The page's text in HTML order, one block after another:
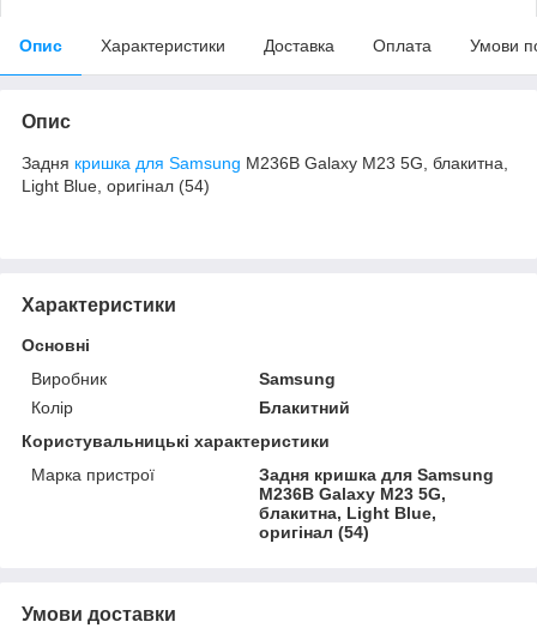
Опис Характеристики Доставка Оплата Умови
Опис
Задня кришка для Samsung M236B Galaxy M23 5G, блакитна,
Light Blue, оригінал (54)
Характеристики
Основні
Виробник
Samsung
Колір
Блакитний
Користувальницькі характеристики
Марка пристрої
Задня кришка для Samsung
M236B Galaxy M23 5G,
блакитна, Light Blue,
оригінал (54)
Умови доставки